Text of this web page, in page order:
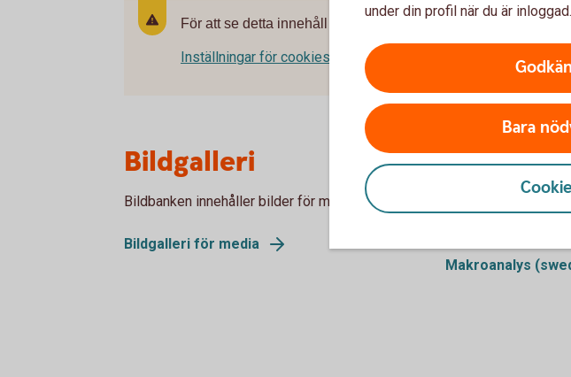
För att se detta innehåll behöver du först godkänna cookies
Inställningar för cookies
Bildgalleri
Bildbanken innehåller bilder för mediebruk.
Bildgalleri för media
Vi erbjuder
Makroanalys
under din profil när du är inloggad.
Bara